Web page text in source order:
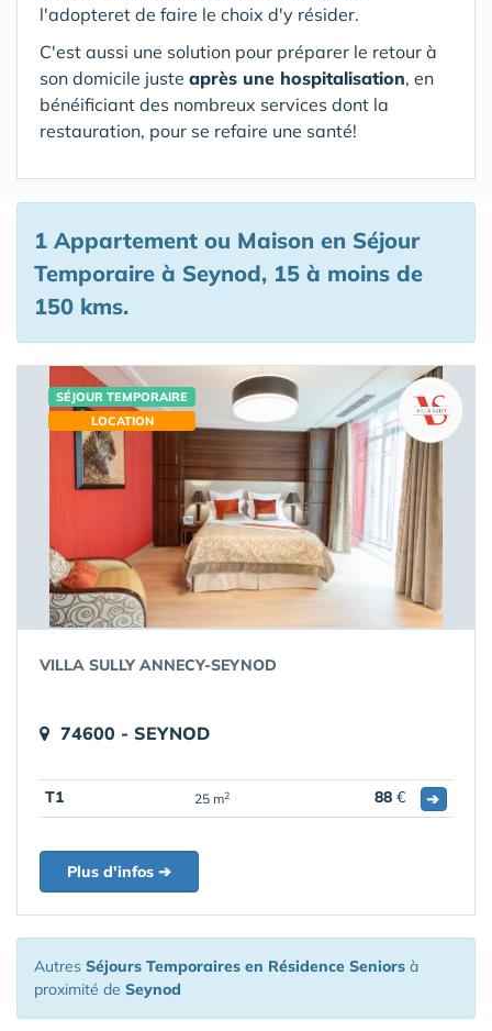
l'adopteret de faire le choix d'y résider.
C'est aussi une solution pour préparer le retour à
son domicile juste après une hospitalisation, en
bénéificiant des nombreux services dont la
restauration, pour se refaire une santé!
1 Appartement ou Maison en Séjour
Temporaire à Seynod, 15 à moins de
150 kms.
SÉJOUR TEMPORAIRE
LOCATION
VILLA SULLY ANNECY-SEYNOD
74600 - SEYNOD
T1 25 m2 88 € ➔
Plus d'infos ➔
Autres Séjours Temporaires en Résidence Seniors à
proximité de Seynod